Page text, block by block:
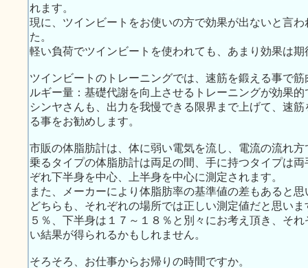
れます。
現に、ツインビートをお使いの方で効果が出ないと言
た。
軽い負荷でツインビートを使われても、あまり効果は
ツインビートのトレーニングでは、速筋を鍛える事で
ルギー量：基礎代謝を向上させるトレーニングが効果的
シンヤさんも、出力を我慢できる限界まで上げて、速
る事をお勧めします。
市販の体脂肪計は、体に弱い電気を流し、電流の流れ
乗るタイプの体脂肪計は両足の間、手に持つタイプは
ぞれ下半身を中心、上半身を中心に測定されます。
また、メーカーにより体脂肪率の基準値の差もあると
どちらも、それぞれの場所では正しい測定値だと思い
５％、下半身は１７～１８％と別々にお考え頂き、そ
い結果が得られるかもしれません。
そろそろ、お仕事からお帰りの時間ですか。